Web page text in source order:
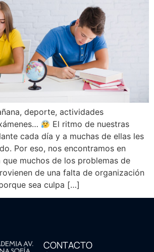
deporte, actividades
El ritmo de nuestras
cada día y a muchas de ellas les
Por eso, nos encontramos en
que muchos de los problemas de
de una falta de organización
sea culpa […]
CONTACTO